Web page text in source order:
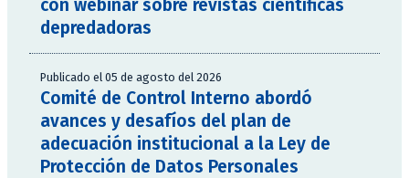
con webinar sobre revistas científicas
depredadoras
Publicado el 05 de agosto del 2026
Comité de Control Interno abordó
avances y desafíos del plan de
adecuación institucional a la Ley de
Protección de Datos Personales